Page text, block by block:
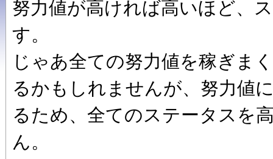
努力値が高ければ高いほど、
す。
じゃあ全ての努力値を稼ぎま
るかもしれませんが、努力値
るため、全てのステータスを
ん。